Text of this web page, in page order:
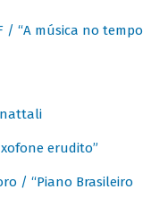
/ “A música no tempo
erudito”
/ “Piano Brasileiro